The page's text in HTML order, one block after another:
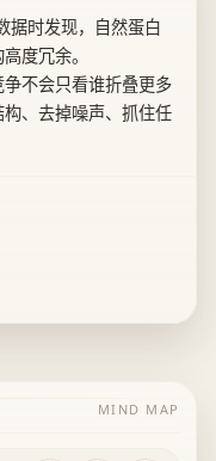
据时发现，自然蛋白
度冗余。
不会只看谁折叠更多
、去掉噪声、抓住任
MIND MAP